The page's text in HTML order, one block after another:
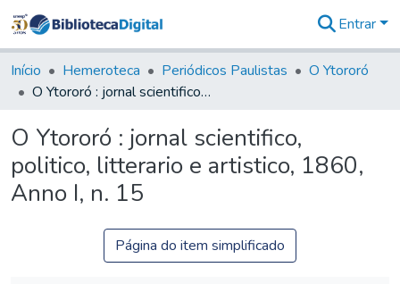
&
Coleções
Tudo na
Digital
Estatísticas
Entrar
Início Hemeroteca Periódicos Paulistas
O Ytororó
O Ytororó : jornal scientifico, politico, litterario e artistico, 1860, Anno I, n. 15
O Ytororó : jornal scientifico,
politico, litterario e artistico, 1860,
Anno I, n. 15
Página do item simplificado